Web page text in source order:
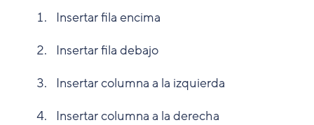
Insertar fila encima
Insertar fila debajo
Insertar columna a la izquierda
Insertar columna a la derecha